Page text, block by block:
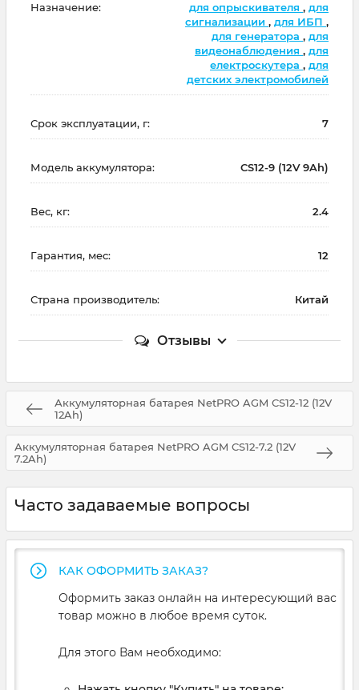
Назначение: для опрыскивателя , для
сигнализации , для ИБП ,
для генератора , для
видеонаблюдения , для
електроскутера , для
детских электромобилей
Срок эксплуатации, г: 7
Модель аккумулятора: CS12-9 (12V 9Ah)
Вес, кг: 2.4
Гарантия, мес: 12
Страна производитель: Китай
Отзывы
Аккумуляторная батарея NetPRO AGM CS12-12 (12V
12Ah)
Аккумуляторная батарея NetPRO AGM CS12-7.2 (12V
7.2Ah)
Часто задаваемые вопросы
КАК ОФОРМИТЬ ЗАКАЗ?
Оформить заказ онлайн на интересующий вас
товар можно в любое время суток.
Для этого Вам необходимо: